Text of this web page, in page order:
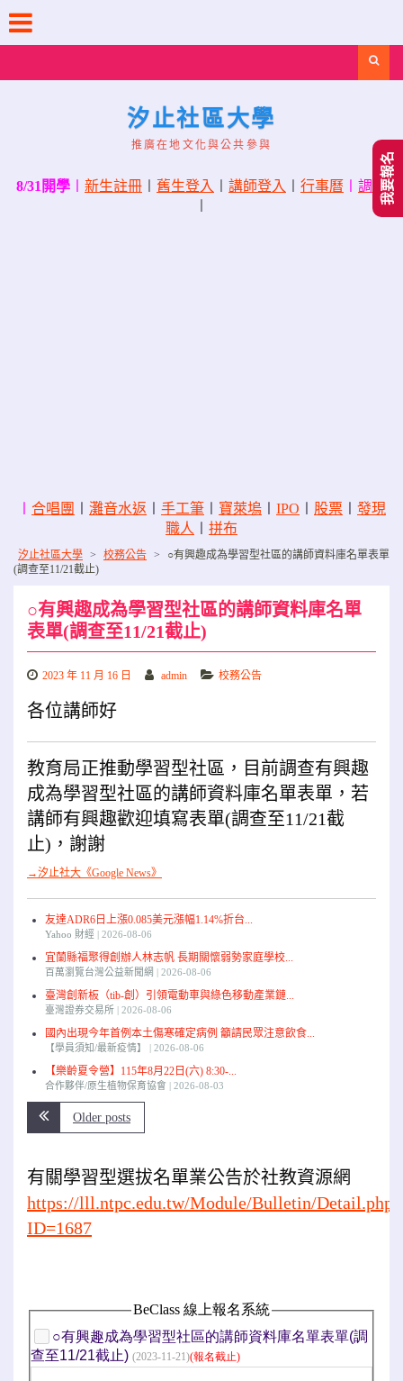
content
汐止社區大學
推廣在地文化與公共參與
8/31開學 新生註冊 舊生登入 講師登入 行事曆
調課
合唱團 灘音水返 手工筆 寶萊塢 IPO 股票
發現
職人
拼布
汐止社區大學 > 校務公告 >
○有興趣成為學習型社區的講師資料庫名單表單
(調查至11/21截止)
○有興趣成為學習型社區的講師資料庫名單
表單(調查至11/21截止)
2023 年 11 月 16 日 admin 校務公告
各位講師好
教育局正推動學習型社區，目前調查有興趣
成為學習型社區的講師資料庫名單表單，若
講師有興趣歡迎填寫表單(調查至11/21截
止)，謝謝
→汐止社大《Google News》
友達ADR6日上漲0.085美元漲幅1.14%折台...
Yahoo 財經 2026-08-06
宜蘭縣福聚得創辦人林志帆 長期關懷弱勢家庭學校...
百萬瀏覽台灣公益新聞網 2026-08-06
臺灣創新板（tib-創）引領電動車與綠色移動產業鏈...
臺灣證券交易所 2026-08-06
國內出現今年首例本土傷寒確定病例 籲請民眾注意飲食...
【學員須知/最新疫情】 2026-08-06
【樂齡夏令營】115年8月22日(六) 8:30-...
合作夥伴/原生植物保育協會 2026-08-03
Older posts
有關學習型選拔名單業公告於社教資源網
https://lll.ntpc.edu.tw/Module/Bulletin/Detail.php?
ID=1687
我要報名